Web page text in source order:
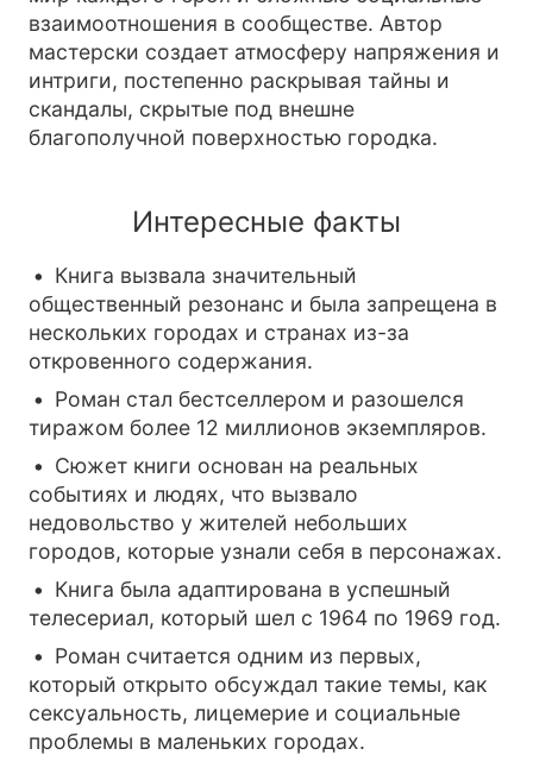
взаимоотношения в сообществе. Автор
мастерски создает атмосферу напряжения и
интриги, постепенно раскрывая тайны и
скандалы, скрытые под внешне
благополучной поверхностью городка.
Интересные факты
Книга вызвала значительный
общественный резонанс и была запрещена в
нескольких городах и странах из-за
откровенного содержания.
Роман стал бестселлером и разошелся
тиражом более 12 миллионов экземпляров.
Сюжет книги основан на реальных
событиях и людях, что вызвало
недовольство у жителей небольших
городов, которые узнали себя в персонажах.
Книга была адаптирована в успешный
телесериал, который шел с 1964 по 1969 год.
Роман считается одним из первых,
который открыто обсуждал такие темы, как
сексуальность, лицемерие и социальные
проблемы в маленьких городах.